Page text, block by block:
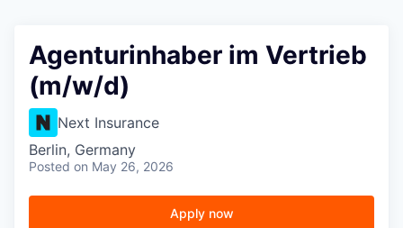
Agenturinhaber im Vertrieb
(m/w/d)
Next Insurance
Berlin, Germany
Posted on May 26, 2026
Apply now